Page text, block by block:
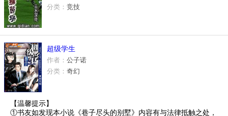
分类： 竞技
超级学生
作者： 公子诺
分类： 奇幻
空白历史
【温馨提示】
①书友如发现本小说《巷子尽头的别墅》内容有与法律抵触之处，